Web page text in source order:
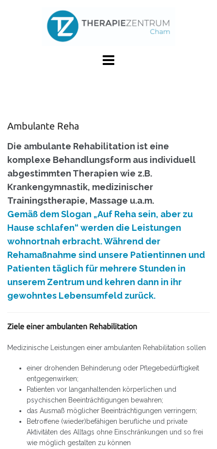
Ambulante Reha
Die ambulante Rehabilitation ist eine
komplexe Behandlungsform aus individuell
abgestimmten Therapien wie z.B.
Krankengymnastik, medizinischer
Trainingstherapie, Massage u.a.m.
Gemäß dem Slogan „Auf Reha sein, aber zu
Hause schlafen“ werden die Leistungen
wohnortnah erbracht. Während der
Rehamaßnahme sind unsere Patientinnen und
Patienten täglich für mehrere Stunden in
unserem Zentrum und kehren dann in ihr
gewohntes Lebensumfeld zurück.
Ziele einer ambulanten Rehabilitation
Medizinische Leistungen einer ambulanten Rehabilitation sollen
einer drohenden Behinderung oder Pflegebedürftigkeit
entgegenwirken;
Patienten vor langanhaltenden körperlichen und
psychischen Beeinträchtigungen bewahren;
das Ausmaß möglicher Beeinträchtigungen verringern;
Betroffene (wieder)befähigen berufliche und private
Aktivitäten des Alltags ohne Einschränkungen und so frei
wie möglich gestalten zu können